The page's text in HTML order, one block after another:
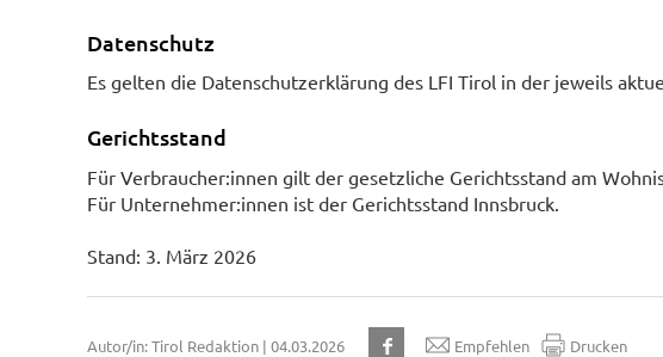
Datenschutz
Es gelten die Datenschutzerklärung des LFI Tirol in der jeweils
Gerichtsstand
Für Verbraucher:innen gilt der gesetzliche Gerichtsstand am
Für Unternehmer:innen ist der Gerichtsstand Innsbruck.
Stand: 3. März 2026
Autor/in: Tirol Redaktion | 04.03.2026 Empfehlen Drucken